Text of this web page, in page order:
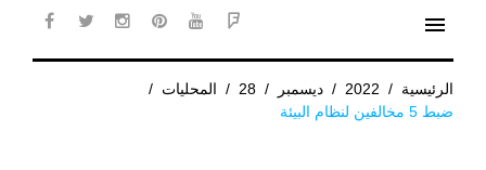
menu
الرئيسية /
2022
/ ديسمبر /
28
/ المحليات /
ضبط 5 مخالفين لنظام البيئة